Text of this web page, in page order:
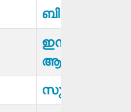
ബിന്ദു എസ്
ഇന്ദു എസ്
ആർ
സുരേഷ് സി